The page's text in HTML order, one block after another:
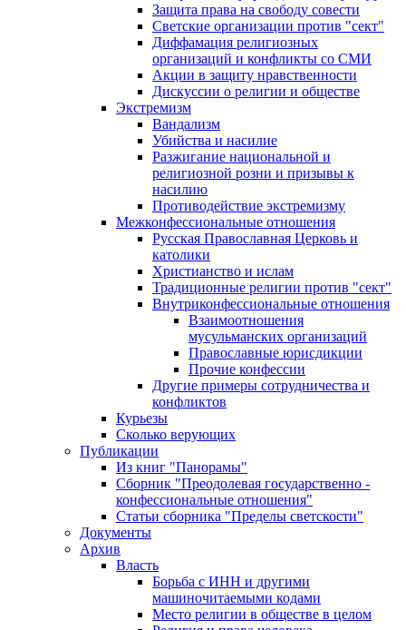
Защита права на свободу совести
Светские организации против "сект"
Диффамация религиозных
организаций и конфликты со СМИ
Акции в защиту нравственности
Дискуссии о религии и обществе
Экстремизм
Вандализм
Убийства и насилие
Разжигание национальной и
религиозной розни и призывы к
насилию
Противодействие экстремизму
Межконфессиональные отношения
Русская Православная Церковь и
католики
Христианство и ислам
Традиционные религии против "сект"
Внутриконфессиональные отношения
Взаимоотношения
мусульманских организаций
Православные юрисдикции
Прочие конфессии
Другие примеры сотрудничества и
конфликтов
Курьезы
Сколько верующих
Публикации
Из книг "Панорамы"
Сборник "Преодолевая государственно -
конфессиональные отношения"
Статьи сборника "Пределы светскости"
Документы
Архив
Власть
Борьба с ИНН и другими
машиночитаемыми кодами
Место религии в обществе в целом